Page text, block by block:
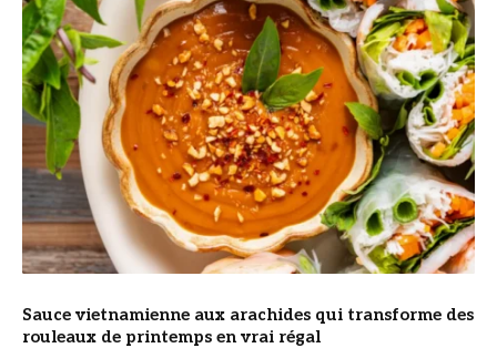
Sauce vietnamienne aux arachides qui transforme des
rouleaux de printemps en vrai régal